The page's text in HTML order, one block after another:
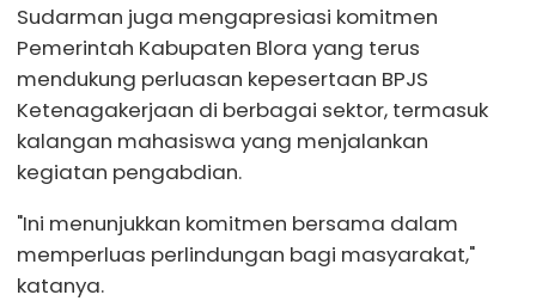
Sudarman juga mengapresiasi komitmen
Pemerintah Kabupaten Blora yang terus
mendukung perluasan kepesertaan BPJS
Ketenagakerjaan di berbagai sektor, termasuk
kalangan mahasiswa yang menjalankan
kegiatan pengabdian.
"Ini menunjukkan komitmen bersama dalam
memperluas perlindungan bagi masyarakat,"
katanya.